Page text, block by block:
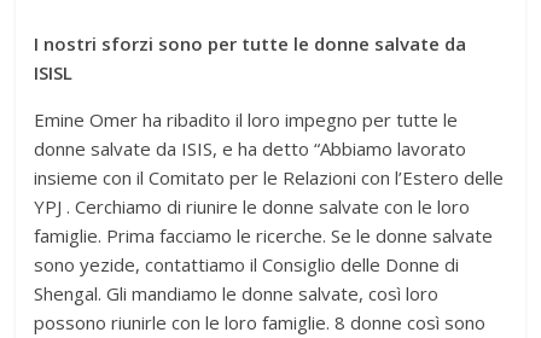
I nostri sforzi sono per tutte le donne salvate da
ISISL
Emine Omer ha ribadito il loro impegno per tutte le
donne salvate da ISIS, e ha detto “Abbiamo lavorato
insieme con il Comitato per le Relazioni con l’Estero delle
YPJ . Cerchiamo di riunire le donne salvate con le loro
famiglie. Prima facciamo le ricerche. Se le donne salvate
sono yezide, contattiamo il Consiglio delle Donne di
Shengal. Gli mandiamo le donne salvate, così loro
possono riunirle con le loro famiglie. 8 donne così sono